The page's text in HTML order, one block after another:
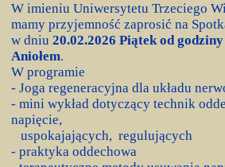
W imieniu Uniwersytetu Trzeciego
mamy przyjemność zaprosić na
w dniu 20.02.2026 Piątek od
Aniołem.
W programie
- Joga regeneracyjna dla układu
- mini wykład dotyczący technik
napięcie,
uspokajających, regulujących
- praktyka oddechowa